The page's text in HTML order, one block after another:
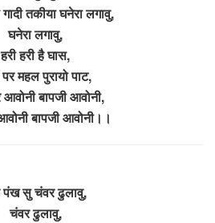
तकीया घनेरा लगावु,
घनेरा लगावु,
हरी हरी है घास,
महल पुरायो पाट,
बापजी आवोनी,
बापजी आवोनी।।
पंख सु चंवर ढुलावु,
चंवर ढुलावु,